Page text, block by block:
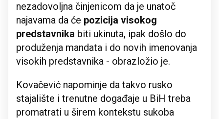
nezadovoljna činjenicom da je unatoč
najavama da će pozicija visokog
predstavnika biti ukinuta, ipak došlo do
produženja mandata i do novih imenovanja
visokih predstavnika - obrazložio je.
Kovačević napominje da takvo rusko
stajalište i trenutne događaje u BiH treba
promatrati u širem kontekstu sukoba